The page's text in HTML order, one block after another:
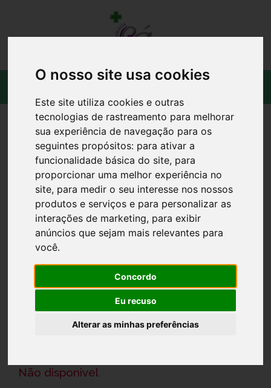
O nosso site usa cookies
Este site utiliza cookies e outras
tecnologias de rastreamento para melhorar
sua experiência de navegação para os
seguintes propósitos: para ativar a
funcionalidade básica do site, para
proporcionar uma melhor experiência no
site, para medir o seu interesse nos nossos
produtos e serviços e para personalizar as
interações de marketing, para exibir
anúncios que sejam mais relevantes para
você.
Concordo
Eu recuso
Alterar as minhas preferências
BEXIDENT POST GEL TOPICO 25 ML
21,95 €
Não disponivel